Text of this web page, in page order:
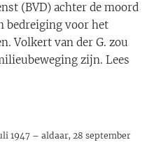
(BVD) achter de moord
bedreiging voor het
Volkert van der G. zou
zijn. Lees
1947 – aldaar, 28 september